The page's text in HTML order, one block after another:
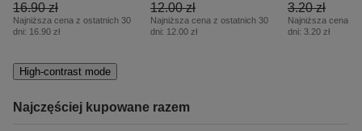
16.90 zł
Najniższa cena z ostatnich 30
dni: 16.90 zł
12.00 zł
Najniższa cena z ostatnich 30
dni: 12.00 zł
3.20 zł
Najniższa cena z
dni: 3.20 zł
High-contrast mode
Najczęściej kupowane razem